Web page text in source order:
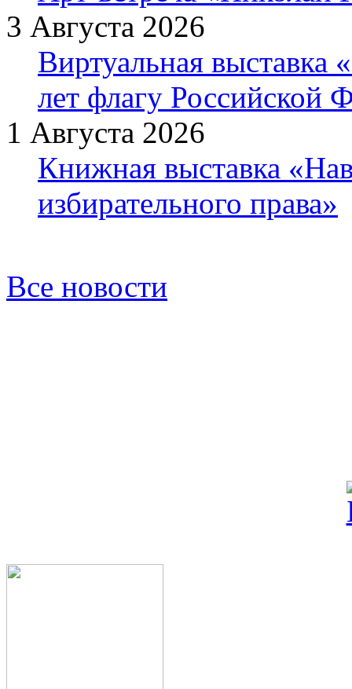
3 Августа 2026
Виртуальная выставка
лет флагу Российской
1 Августа 2026
Книжная выставка
избирательного права»
Все новости